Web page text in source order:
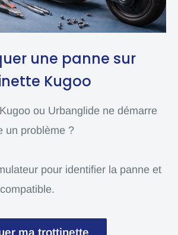
une panne sur
Kugoo
ou Urbanglide ne démarre
un problème ?
pour identifier la panne et
ma trottinette